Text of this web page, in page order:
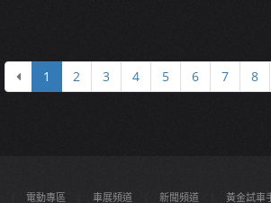
1 2 3 4 5 6 7 8
電動專區 車展頻道 新聞頻道 黃金試車